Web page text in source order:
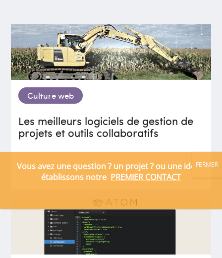
Culture web
Les meilleurs logiciels de gestion de
projets et outils collaboratifs